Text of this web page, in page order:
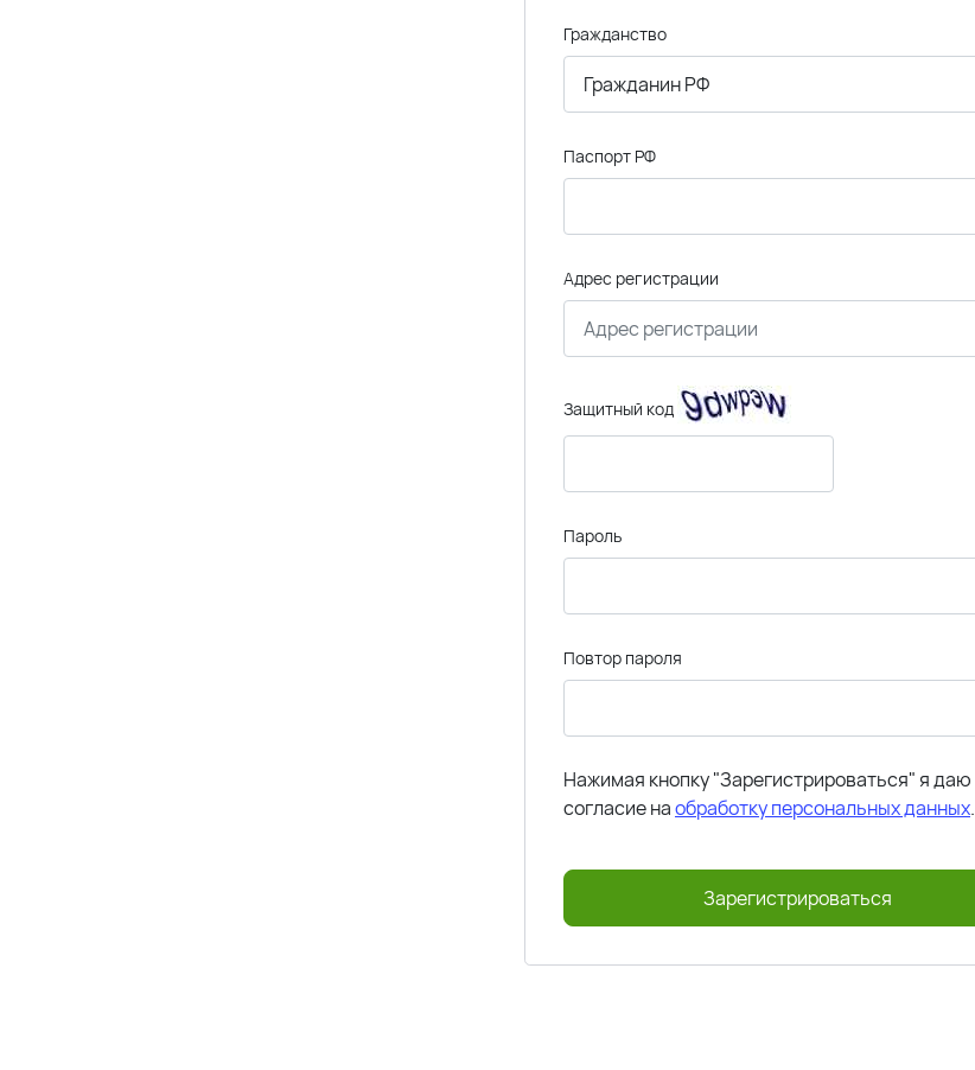
Гражданство
Паспорт РФ
Адрес регистрации
Защитный код
Пароль
Повтор пароля
Нажимая кнопку "Зарегистрироваться" я даю
согласие наобработку персональных данных.
Зарегистрироваться